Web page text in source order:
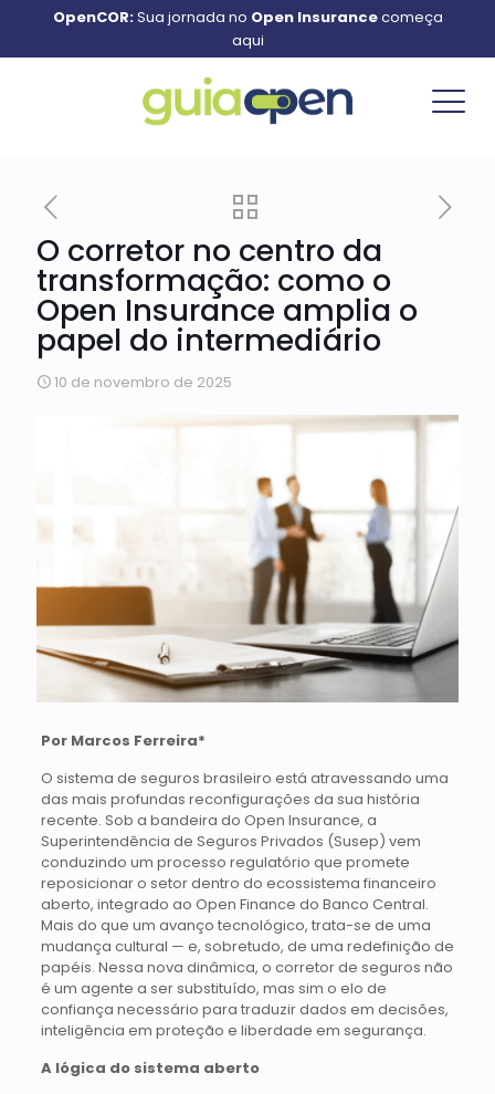
OpenCOR:Sua jornada no Open Insurancecomeça
aqui
O corretor no centro da
transformação: como o
Open Insurance amplia o
papel do intermediário
10 de novembro de 2025
Por Marcos Ferreira*
O sistema de seguros brasileiro está atravessando uma
das mais profundas reconfigurações da sua história
recente. Sob a bandeira do Open Insurance, a
Superintendência de Seguros Privados (Susep) vem
conduzindo um processo regulatório que promete
reposicionar o setor dentro do ecossistema financeiro
aberto, integrado ao Open Finance do Banco Central.
Mais do que um avanço tecnológico, trata-se de uma
mudança cultural — e, sobretudo, de uma redefinição de
papéis. Nessa nova dinâmica, o corretor de seguros não
é um agente a ser substituído, mas sim o elo de
confiança necessário para traduzir dados em decisões,
inteligência em proteção e liberdade em segurança.
A lógica do sistema aberto